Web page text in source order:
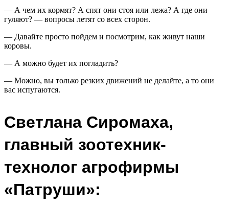
— А чем их кормят? А спят они стоя или лежа? А где они
гуляют? — вопросы летят со всех сторон.
— Давайте просто пойдем и посмотрим, как живут наши
коровы.
— А можно будет их погладить?
— Можно, вы только резких движений не делайте, а то они
вас испугаются.
Светлана Сиромаха,
главный зоотехник-
технолог агрофирмы
«Патруши»: